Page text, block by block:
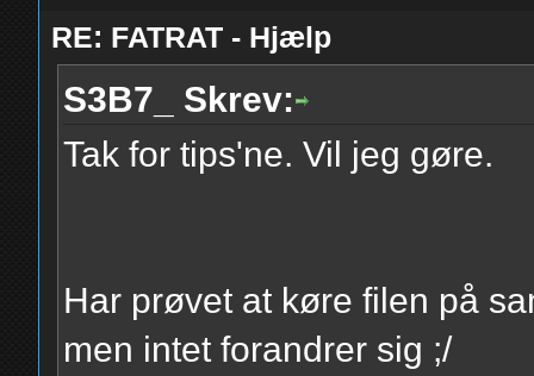
RE: FATRAT - Hjælp
S3B7_ Skrev:
Tak for tips'ne. Vil jeg gøre.
Har prøvet at køre filen på
men intet forandrer sig ;/